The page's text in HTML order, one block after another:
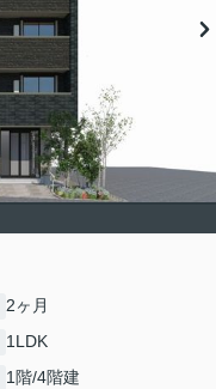
2ヶ月
1LDK
1階/4階建